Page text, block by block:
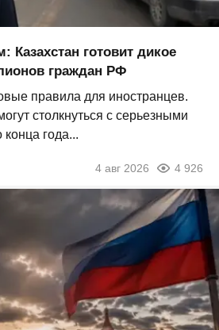
Казахстан готовит дикое
граждан РФ
правила для иностранцев.
столкнуться с серьезными
года...
4 авг 2026 4 926